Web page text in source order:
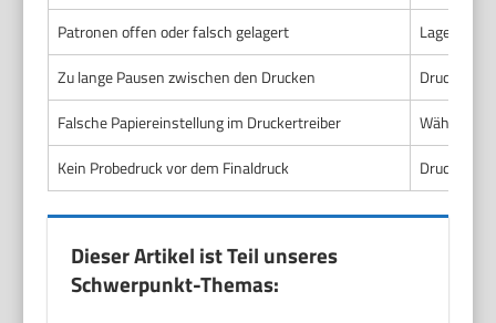
Patronen offen oder falsch gelagert
Lagere
Zu lange Pausen zwischen den Drucken
Drucke
Falsche Papiereinstellung im Druckertreiber
Wähle das
Kein Probedruck vor dem Finaldruck
Drucke
Dieser Artikel ist Teil unseres
Schwerpunkt-Themas: